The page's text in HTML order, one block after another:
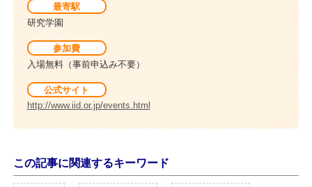
最寄駅
研究学園
参加費
入場無料（事前申込み不要）
公式サイト
http://www.iid.or.jp/events.html
この記事に関連するキーワード